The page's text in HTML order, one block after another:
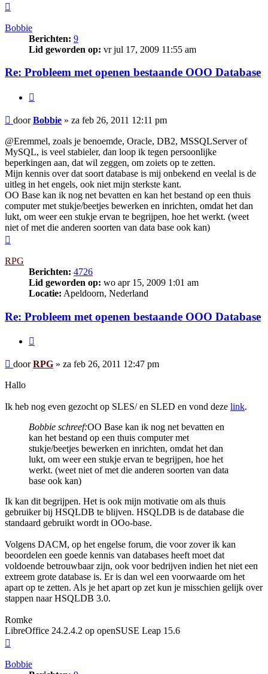
Bobbie
Berichten: 9
Lid geworden op: vr jul 17, 2009 11:55 am
Re: Probleem met openen bestaande OOO Database
Bericht
doorBobbie » za feb 26, 2011 12:11 pm
@Eremmel, zoals je benoemde, Oracle, DB2, MSSQLServer of
MySQL, is veel stabieler, dan loop ik tegen persoonlijke
beperkingen aan, dat wil zeggen, om zoiets op te zetten.
Mijn kennis over dat soort database is mij onbekend en veelal is de
uitleg in het engels, ook niet mijn sterkste kant.
OO Base kan ik nog net bevatten en kan het bestand op een thuis
computer met stukje/beetjes bewerken en inrichten, omdat het dan
lukt, om weer een stukje ervan te begrijpen, hoe het werkt. (weet
niet of met die anderen soorten van data base ook kan)
RPG
Berichten: 4726
Lid geworden op: wo apr 15, 2009 1:01 am
Locatie: Apeldoorn, Nederland
Re: Probleem met openen bestaande OOO Database
Bericht
doorRPG » za feb 26, 2011 12:47 pm
Hallo
Ik heb nog even gezocht op SLES/ en SLED en vond deze link.
Bobbie schreef:OO Base kan ik nog net bevatten en
kan het bestand op een thuis computer met
stukje/beetjes bewerken en inrichten, omdat het dan
lukt, om weer een stukje ervan te begrijpen, hoe het
werkt. (weet niet of met die anderen soorten van data
base ook kan)
Ik kan dit begrijpen. Het is ook mijn motivatie om als thuis
gebruiker bij HSQLDB te blijven. HSQLDB is de database die
standaard gebruikt wordt in OOo-base.
Volgens DACM, op het engelse forum, die voor zover ik kan
beoordelen een goede kennis van databases heeft moet dat
voldoende betrouwbaar zijn, ook voor bedrijven indien het niet een
extreem grote database is. Er is dan wel een voorwaarde om het
apart op te zetten. Als je het apart op zet kun je misschien gelijk over
stappen naar HSQLDB 3.0.
Romke
LibreOffice 24.2.4.2 op openSUSE Leap 15.6
Bobbie